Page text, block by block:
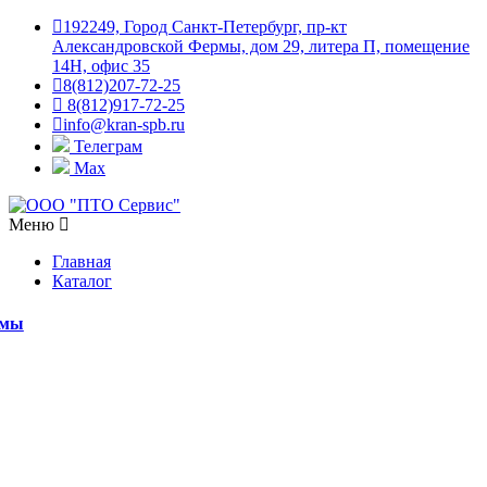
192249, Город Санкт-Петербург, пр-кт
Александровской Фермы, дом 29, литера П, помещение
14Н, офис 35
8(812)207-72-25
8(812)917-72-25
info@kran-spb.ru
Телеграм
Max
Меню
Главная
Каталог